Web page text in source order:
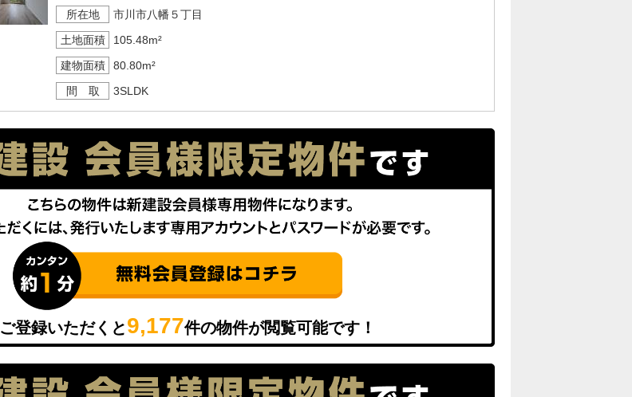
所在地
市川市八幡５丁目
土地面積
105.48m²
建物面積
80.80m²
間 取
3SLDK
ご登録いただくと9,177件の物件が閲覧可能です！